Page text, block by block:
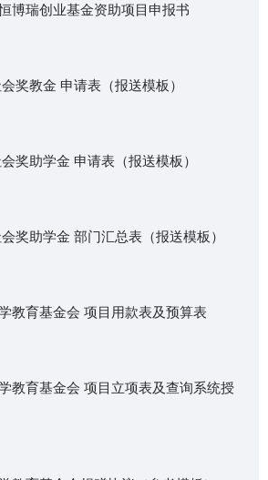
博瑞创业基金资助项目申报书
奖教金 申请表（报送模板）
奖助学金 申请表（报送模板）
奖助学金 部门汇总表（报送模板）
教育基金会 项目用款表及预算表
教育基金会 项目立项表及查询系统授